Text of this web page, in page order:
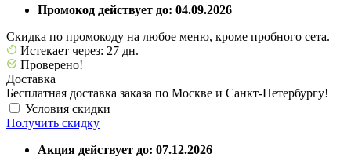
Промокод действует до: 04.09.2026
Скидка по промокоду на любое меню, кроме пробного сета.
Истекает через: 27 дн.
Проверено!
Доставка
Бесплатная доставка заказа по Москве и Санкт-Петербургу!
Условия скидки
Получить скидку
Акция действует до: 07.12.2026